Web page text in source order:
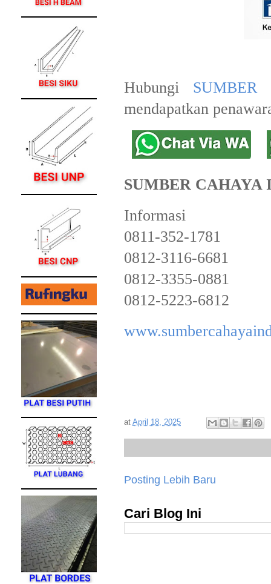
Hubungi SUMBER
mendapatkan
SUMBER CAHAYA
Informasi
0811-352-1781
0812-3116-6681
0812-3355-0881
0812-5223-6812
at April 18, 2025
Posting Lebih Baru
Cari Blog Ini